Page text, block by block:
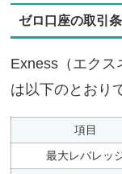
ゼロ口座の取引
Exness（エクス
は以下のとおり
項目
最大レバレッ